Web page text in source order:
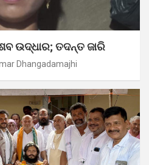
ଉଦ୍ଧାର; ତଦନ୍ତ ଜାରି
Dhangadamajhi